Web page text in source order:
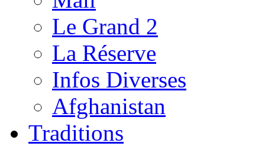
Le Grand 2
La Réserve
Infos Diverses
Afghanistan
Traditions